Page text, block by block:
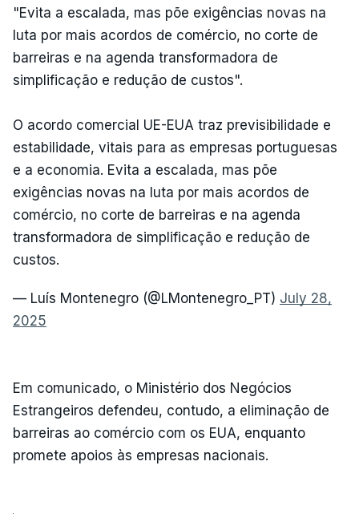
"Evita a escalada, mas põe exigências novas na
luta por mais acordos de comércio, no corte de
barreiras e na agenda transformadora de
simplificação e redução de custos".
O acordo comercial UE-EUA traz previsibilidade e
estabilidade, vitais para as empresas portuguesas
e a economia. Evita a escalada, mas põe
exigências novas na luta por mais acordos de
comércio, no corte de barreiras e na agenda
transformadora de simplificação e redução de
custos.
— Luís Montenegro (@LMontenegro_PT) July 28,
2025
Em comunicado, o Ministério dos Negócios
Estrangeiros defendeu, contudo, a eliminação de
barreiras ao comércio com os EUA, enquanto
promete apoios às empresas nacionais.